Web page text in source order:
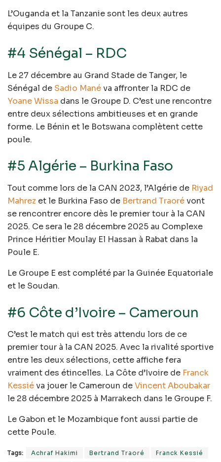
L’Ouganda et la Tanzanie sont les deux autres
équipes du Groupe C.
#4 Sénégal – RDC
Le 27 décembre au Grand Stade de Tanger, le
Sénégal de Sadio Manéva affronter la RDC de
Yoane Wissa dans le Groupe D. C’est une rencontre
entre deux sélections ambitieuses et en grande
forme. Le Bénin et le Botswana complètent cette
poule.
#5 Algérie – Burkina Faso
Tout comme lors de la CAN 2023, l’Algérie de Riyad
Mahrez et le Burkina Faso de Bertrand Traorévont
se rencontrer encore dès le premier tour à la CAN
2025. Ce sera le 28 décembre 2025 au Complexe
Prince Héritier Moulay El Hassan à Rabat dans la
Poule E.
Le Groupe E est complété par la Guinée Equatoriale
et le Soudan.
#6 Côte d’Ivoire – Cameroun
C’est le match qui est très attendu lors de ce
premier tour à la CAN 2025. Avec la rivalité sportive
entre les deux sélections, cette affiche fera
vraiment des étincelles. La Côte d’Ivoire de Franck
Kessiéva jouer le Cameroun deVincent Aboubakar
le 28 décembre 2025 à Marrakech dans le Groupe F.
Le Gabon et le Mozambique font aussi partie de
cette Poule.
Tags: Achraf Hakimi Bertrand Traoré Franck Kessié